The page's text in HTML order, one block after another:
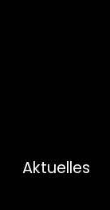
Aktuelles